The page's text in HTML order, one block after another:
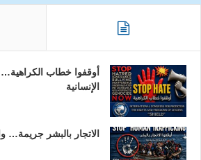
أوقفوا خطاب
الإنسانية
الاتجار بالبشر جريمة…